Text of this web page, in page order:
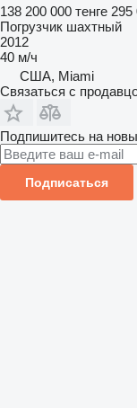
138 200 000 тенге 295
Погрузчик шахтный
2012
40 м/ч
США, Miami
Связаться с
Подпишитесь на
Подписаться